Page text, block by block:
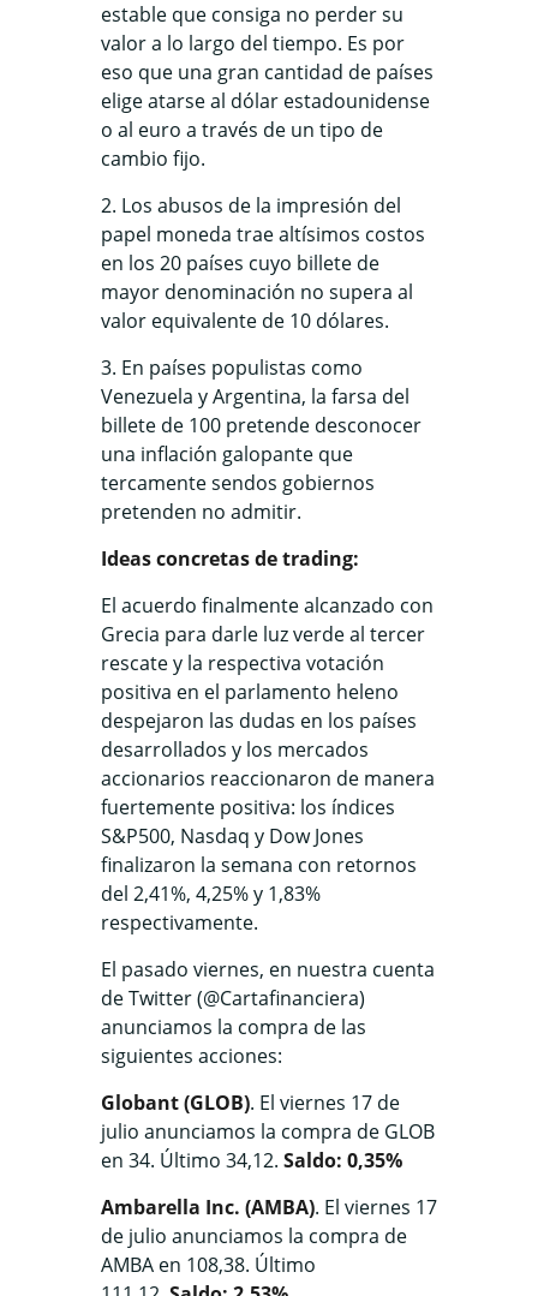
estable que consiga no perder su
valor a lo largo del tiempo. Es por
eso que una gran cantidad de países
elige atarse al dólar estadounidense
o al euro a través de un tipo de
cambio fijo.
2. Los abusos de la impresión del
papel moneda trae altísimos costos
en los 20 países cuyo billete de
mayor denominación no supera al
valor equivalente de 10 dólares.
3. En países populistas como
Venezuela y Argentina, la farsa del
billete de 100 pretende desconocer
una inflación galopante que
tercamente sendos gobiernos
pretenden no admitir.
Ideas concretas de trading:
El acuerdo finalmente alcanzado con
Grecia para darle luz verde al tercer
rescate y la respectiva votación
positiva en el parlamento heleno
despejaron las dudas en los países
desarrollados y los mercados
accionarios reaccionaron de manera
fuertemente positiva: los índices
S&P500, Nasdaq y Dow Jones
finalizaron la semana con retornos
del 2,41%, 4,25% y 1,83%
respectivamente.
El pasado viernes, en nuestra cuenta
de Twitter (@Cartafinanciera)
anunciamos la compra de las
siguientes acciones:
Globant (GLOB). El viernes 17 de
julio anunciamos la compra de GLOB
en 34. Último 34,12. Saldo: 0,35%
Ambarella Inc. (AMBA). El viernes 17
de julio anunciamos la compra de
AMBA en 108,38. Último